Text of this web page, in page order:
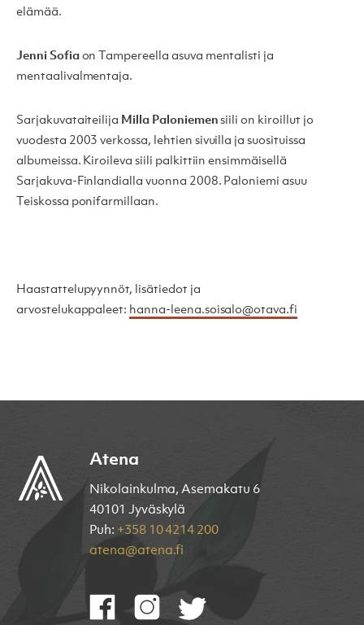
elämää.
Jenni Sofiaon Tampereella asuva mentalisti ja
mentaalivalmentaja.
Sarjakuvataiteilija Milla Paloniemen siili on kiroillut jo
vuodesta 2003 verkossa, lehtien sivuilla ja suosituissa
albumeissa. Kiroileva siili palkittiin ensimmäisellä
Sarjakuva-Finlandialla vuonna 2008. Paloniemi asuu
Teiskossa ponifarmillaan.
Haastattelupyynnöt, lisätiedot ja
arvostelukappaleet: hanna-leena.soisalo@otava.fi
Atena
Nikolainkulma, Asemakatu 6
40101 Jyväskylä
Puh: +358 10 4214 200
atena@atena.fi